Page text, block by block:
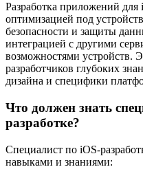
Разработка приложений для
оптимизацией под
безопасности и защиты
интеграцией с другими
возможностями устройств.
разработчиков глубоких
дизайна и специфики
Что должен знать
разработке?
Специалист по iOS-
навыками и знаниями: